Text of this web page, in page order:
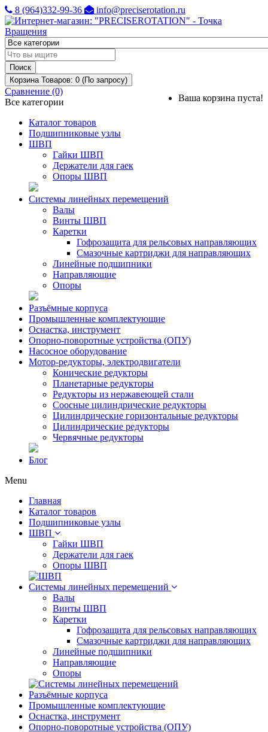
8 (964)332-99-36 info@preciserotation.ru
Поиск
Корзина Товаров: 0 (По запросу)
Ваша корзина пуста!
Сравнение (0)
Все категории
Каталог товаров
Подшипниковые узлы
ШВП
Гайки ШВП
Держатели для гаек
Опоры ШВП
Системы линейных перемещений
Валы
Винты ШВП
Каретки
Гофрозащита для рельсовых направляющих
Смазочные картриджи для направляющих
Линейные подшипники
Направляющие
Опоры
Разъёмные корпуса
Промышленные комплектующие
Оснастка, инструмент
Опорно-поворотные устройства (ОПУ)
Насосное оборудование
Мотор-редукторы, электродвигатели
Конические редукторы
Планетарные редукторы
Редукторы из нержавеющей стали
Соосные цилиндрические редукторы
Цилиндрические горизонтальные редукторы
Цилиндрические редукторы
Червячные редукторы
Блог
Menu
Главная
Каталог товаров
Подшипниковые узлы
ШВП
Гайки ШВП
Держатели для гаек
Опоры ШВП
Системы линейных перемещений
Валы
Винты ШВП
Каретки
Гофрозащита для рельсовых направляющих
Смазочные картриджи для направляющих
Линейные подшипники
Направляющие
Опоры
Разъёмные корпуса
Промышленные комплектующие
Оснастка, инструмент
Опорно-поворотные устройства (ОПУ)